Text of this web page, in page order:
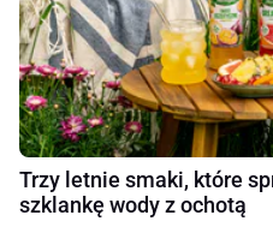
Trzy letnie smaki, które
szklankę wody z ochotą